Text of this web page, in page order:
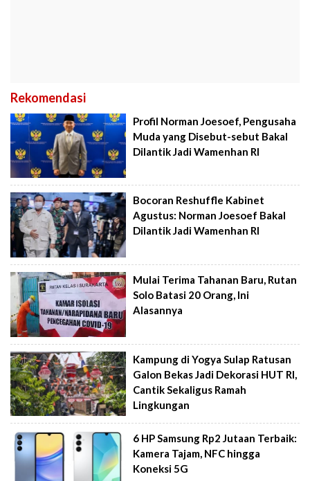
Rekomendasi
Profil Norman Joesoef, Pengusaha
Muda yang Disebut-sebut Bakal
Dilantik Jadi Wamenhan RI
Bocoran Reshuffle Kabinet
Agustus: Norman Joesoef Bakal
Dilantik Jadi Wamenhan RI
Mulai Terima Tahanan Baru, Rutan
Solo Batasi 20 Orang, Ini
Alasannya
Kampung di Yogya Sulap Ratusan
Galon Bekas Jadi Dekorasi HUT RI,
Cantik Sekaligus Ramah
Lingkungan
6 HP Samsung Rp2 Jutaan Terbaik:
Kamera Tajam, NFC hingga
Koneksi 5G